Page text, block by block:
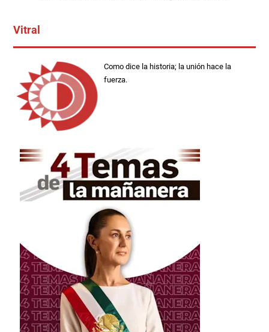
Vitral
Como dice la historia; la unión hace la
fuerza.